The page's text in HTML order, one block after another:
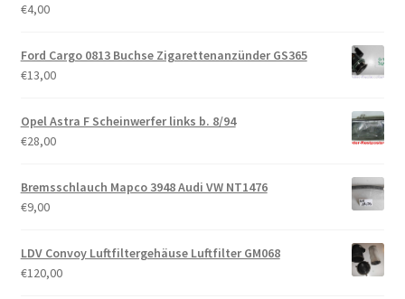
€4,00
Ford Cargo 0813 Buchse Zigarettenanzünder GS365
€13,00
Opel Astra F Scheinwerfer links b. 8/94
€28,00
Bremsschlauch Mapco 3948 Audi VW NT1476
€9,00
LDV Convoy Luftfiltergehäuse Luftfilter GM068
€120,00